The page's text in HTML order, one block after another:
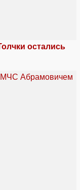
остались